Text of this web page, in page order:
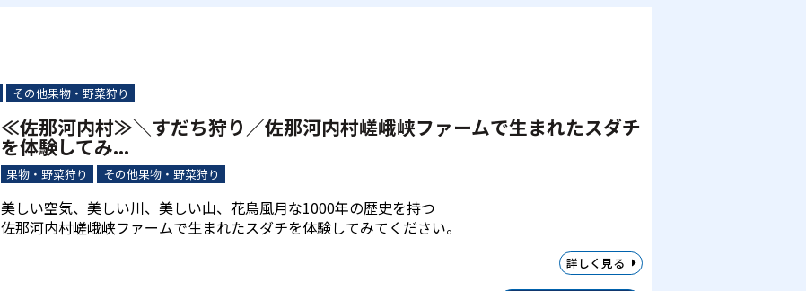
その他果物・野菜狩り
≪佐那河内村≫＼すだち狩り／佐那河内村嵯峨峡ファームで生まれたスダチ
を体験してみ...
果物・野菜狩り その他果物・野菜狩り
美しい空気、美しい川、美しい山、花鳥風月な1000年の歴史を持つ
佐那河内村嵯峨峡ファームで生まれたスダチを体験してみてください。
詳しく見る